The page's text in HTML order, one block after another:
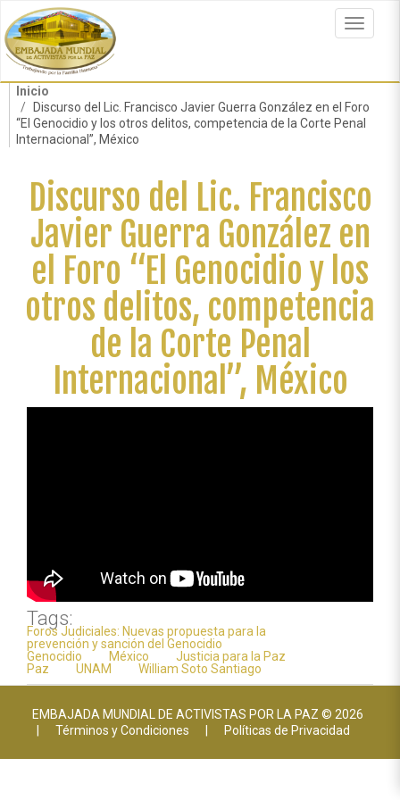
al
contenido
principal
Toggle
Inicio
Discurso del Lic. Francisco Javier Guerra González en el Foro
“El Genocidio y los otros delitos, competencia de la Corte Penal
Internacional”, México
Discurso del Lic. Francisco
Javier Guerra González en
el Foro “El Genocidio y los
otros delitos, competencia
de la Corte Penal
Internacional”, México
Tags:
Foros Judiciales: Nuevas propuesta para la
prevención y sanción del Genocidio
Genocidio
México
Justicia para la Paz
Paz
UNAM William Soto Santiago
EMBAJADA MUNDIAL DE ACTIVISTAS POR LA PAZ © 2026
Términos y Condiciones Políticas de Privacidad